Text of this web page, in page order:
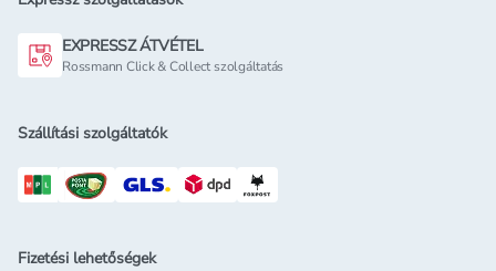
EXPRESSZ ÁTVÉTEL
Rossmann Click & Collect szolgáltatás
Szállítási szolgáltatók
Fizetési lehetőségek